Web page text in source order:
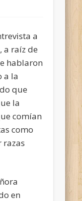
a
a raíz de
hablaron
a la
que
la
comían
como
razas
en